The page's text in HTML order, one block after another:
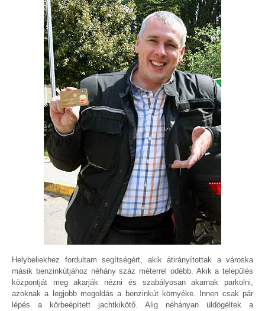
Helybeliekhez fordultam segítségért, akik átirányítottak a városka
másik benzinkútjához néhány száz méterrel odébb. Akik a település
központját meg akarják nézni és szabályosan akarnak parkolni,
azoknak a legjobb megoldás a benzinkút környéke. Innen csak pár
lépés a körbeépített jachtkikötő. Alig néhányan üldögéltek a